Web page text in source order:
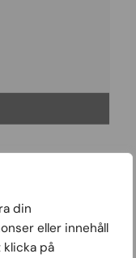
din
eller innehåll
klicka på